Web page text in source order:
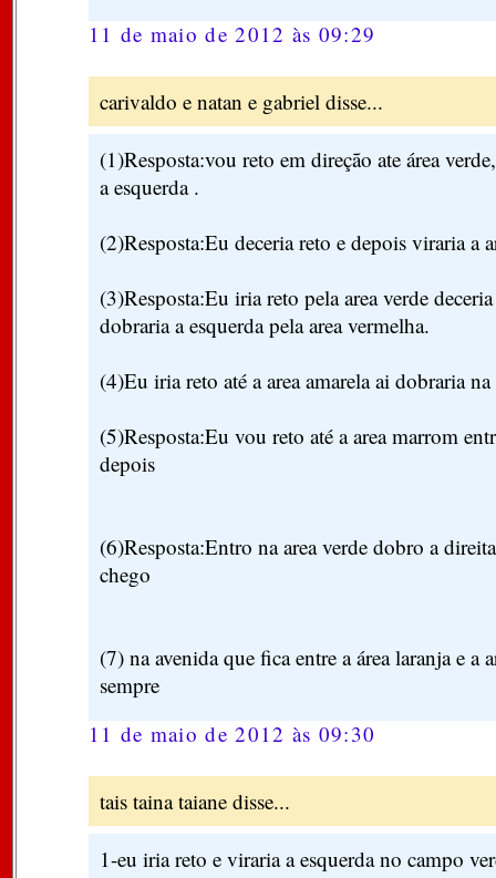
11 de maio de 2012 às 09:29
carivaldo e natan e gabriel disse...
(1)Resposta:vou reto em direção ate área
a esquerda .
(2)Resposta:Eu deceria reto e depois viraria a
(3)Resposta:Eu iria reto pela area verde
dobraria a esquerda pela area vermelha.
(4)Eu iria reto até a area amarela ai dobraria
(5)Resposta:Eu vou reto até a area marrom
depois
(6)Resposta:Entro na area verde dobro a
chego
(7) na avenida que fica entre a área laranja e a
sempre
11 de maio de 2012 às 09:30
tais taina taiane disse...
1-eu iria reto e viraria a esquerda no campo